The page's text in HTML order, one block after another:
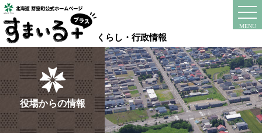
本
文
へ
移
動
る
くらし・行政情報
MENU
instagram
役場からの情報